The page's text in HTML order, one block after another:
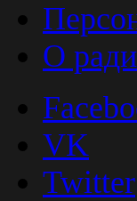
О
VK
Twitter